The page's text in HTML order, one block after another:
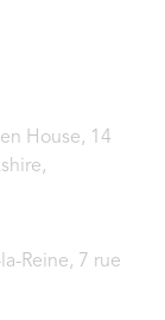
House, 14
Reine, 7 rue